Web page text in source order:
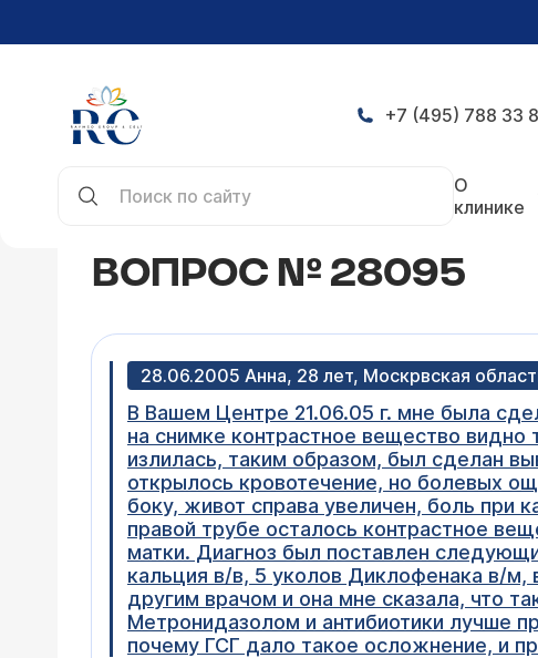
+7 (495) 788 33
О
клинике
ВОПРОС № 28095
28.06.2005 Анна, 28 лет, Москрвская
В Вашем Центре 21.06.05 г. мне была
на снимке контрастное вещество
излилась, таким образом, был сделан
открылось кровотечение, но болевых
боку, живот справа увеличен, боль при
правой трубе осталось контрастное
матки. Диагноз был поставлен
кальция в/в, 5 уколов Диклофенака в/м,
другим врачом и она мне сказала, что
Метронидазолом и антибиотики лучше
почему ГСГ дало такое осложнение, и